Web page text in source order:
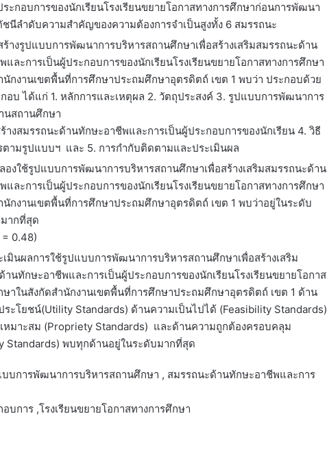
ระกอบการของนักเรียนโรงเรียนขยายโอกาสทางการศึกษาก่อนการพัฒนา
นีลำดับความสำคัญของความต้องการจำเป็นสูงทั้ง 6 สมรรถนะ
ร้างรูปแบบการพัฒนาการบริหารสถานศึกษาเพื่อสร้างเสริมสมรรถนะด้าน
และการเป็นผู้ประกอบการของนักเรียนโรงเรียนขยายโอกาสทางการศึกษา
นักงานเขตพื้นที่การศึกษาประถมศึกษาอุตรดิตถ์ เขต 1 พบว่า ประกอบด้วย
อบ ได้แก่ 1. หลักการและเหตุผล 2. วัตถุประสงค์ 3. รูปแบบการพัฒนาการ
นสถานศึกษา
ร้างสมรรถนะด้านทักษะอาชีพและการเป็นผู้ประกอบการของนักเรียน 4. วิธี
ตามรูปแบบฯ และ 5. การกำกับติดตามและประเมินผล
องใช้รูปแบบการพัฒนาการบริหารสถานศึกษาเพื่อสร้างเสริมสมรรถนะด้าน
และการเป็นผู้ประกอบการของนักเรียนโรงเรียนขยายโอกาสทางการศึกษา
นักงานเขตพื้นที่การศึกษาประถมศึกษาอุตรดิตถ์ เขต 1 พบว่าอยู่ในระดับ
ากที่สุด
0.48)
เมินผลการใช้รูปแบบการพัฒนาการบริหารสถานศึกษาเพื่อสร้างเสริม
านทักษะอาชีพและการเป็นผู้ประกอบการของนักเรียนโรงเรียนขยายโอกาส
ษาในสังกัดสำนักงานเขตพื้นที่การศึกษาประถมศึกษาอุตรดิตถ์ เขต 1 ด้าน
ระโยชน์(Utility Standards) ด้านความเป็นไปได้ (Feasibility Standards)
หมาะสม (Propriety Standards) และด้านความถูกต้องครอบคลุม
Standards) พบทุกด้านอยู่ในระดับมากที่สุด
บการพัฒนาการบริหารสถานศึกษา , สมรรถนะด้านทักษะอาชีพและการ
,โรงเรียนขยายโอกาสทางการศึกษา